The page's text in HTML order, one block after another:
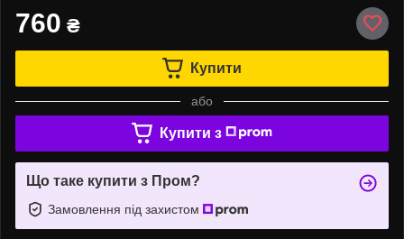
760 ₴
Купити
або
Купити з
Що таке купити з Пром?
Замовлення під захистом